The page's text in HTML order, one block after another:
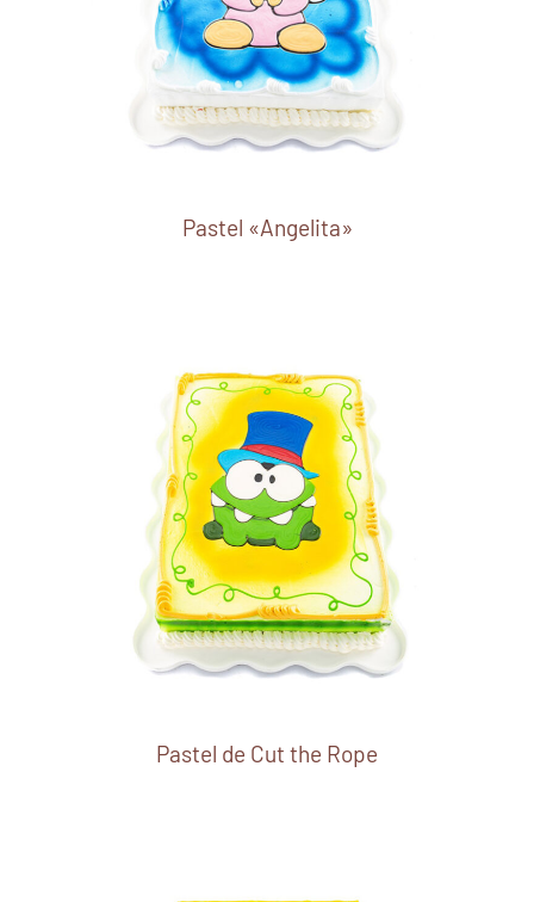
Pastel «Angelita»
Pastel de Cut the Rope